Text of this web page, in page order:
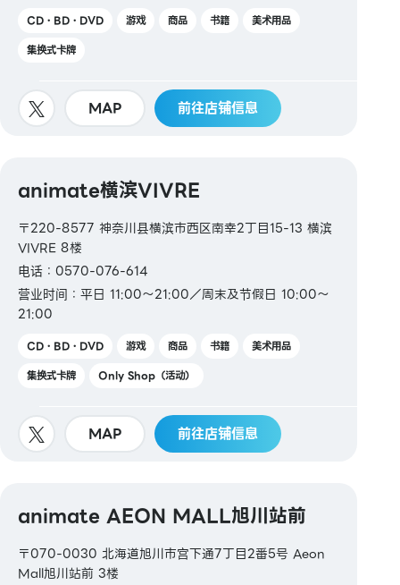
CD・BD・DVD 游戏 商品 书籍
美术用品
集换式卡牌
MAP 前往店铺信息
animate横滨VIVRE
〒220-8577 神奈川县横滨市西区南幸2丁目15-13 横滨
VIVRE 8楼
电话：0570-076-614
营业时间：平日 11:00～21:00／周末及节假日 10:00～
21:00
CD・BD・DVD 游戏 商品 书籍
美术用品
集换式卡牌
Only Shop（活动）
MAP 前往店铺信息
animate AEON MALL旭川站前
〒070-0030 北海道旭川市宫下通7丁目2番5号 Aeon
Mall旭川站前 3楼